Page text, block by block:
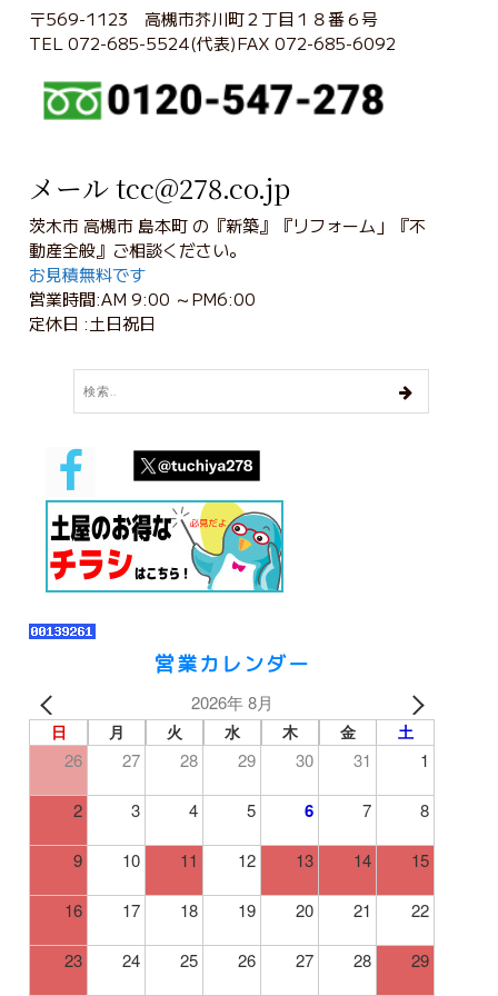
〒569-1123 高槻市芥川町２丁目１８番６号
TEL 072-685-5524(代表)FAX 072-685-6092
メール tcc@278.co.jp
茨木市 高槻市 島本町 の『新築』『リフォーム」『不
動産全般』ご相談ください。
お見積無料です
営業時間:AM 9:00 ～PM6:00
定休日 :土日祝日
営業カレンダー
2026年 8月
日 月 火 水 木 金 土
26 27 28 29 30 31 1
2 3 4 5 6 7 8
9 10 11 12 13 14 15
16 17 18 19 20 21 22
23 24 25 26 27 28 29